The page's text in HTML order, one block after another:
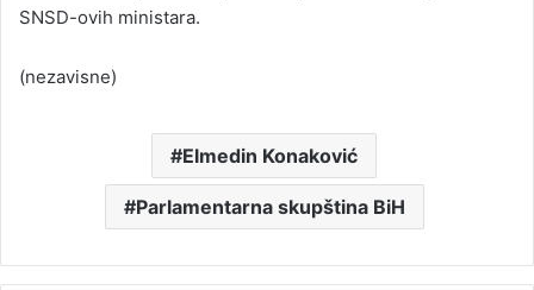
SNSD-ovih ministara.
(nezavisne)
Elmedin Konaković
Parlamentarna skupština BiH